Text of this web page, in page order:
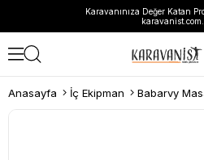
Karavanınıza Değer Katan
Anasayfa İç Ekipman Babarvy